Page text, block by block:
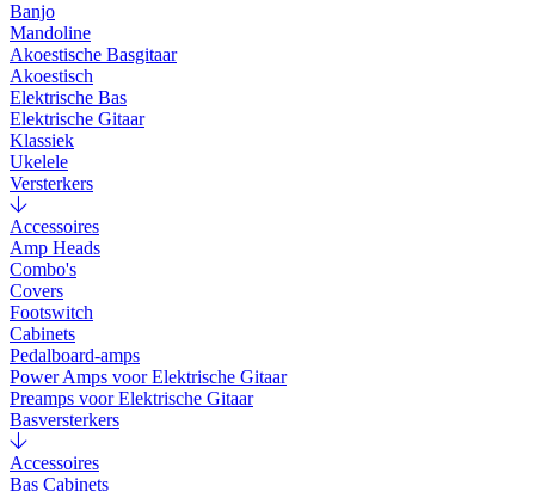
Banjo
Mandoline
Akoestische Basgitaar
Akoestisch
Elektrische Bas
Elektrische Gitaar
Klassiek
Ukelele
Versterkers
Accessoires
Amp Heads
Combo's
Covers
Footswitch
Cabinets
Pedalboard-amps
Power Amps voor Elektrische Gitaar
Preamps voor Elektrische Gitaar
Basversterkers
Accessoires
Bas Cabinets